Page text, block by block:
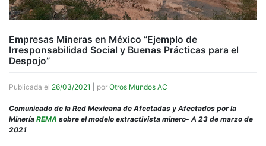
Empresas Mineras en México “Ejemplo de
Irresponsabilidad Social y Buenas Prácticas para el
Despojo”
Publicada el 26/03/2021 por Otros Mundos AC
Comunicado de la Red Mexicana de Afectadas y Afectados por la
Minería REMA sobre el modelo extractivista minero- A 23 de marzo de
2021